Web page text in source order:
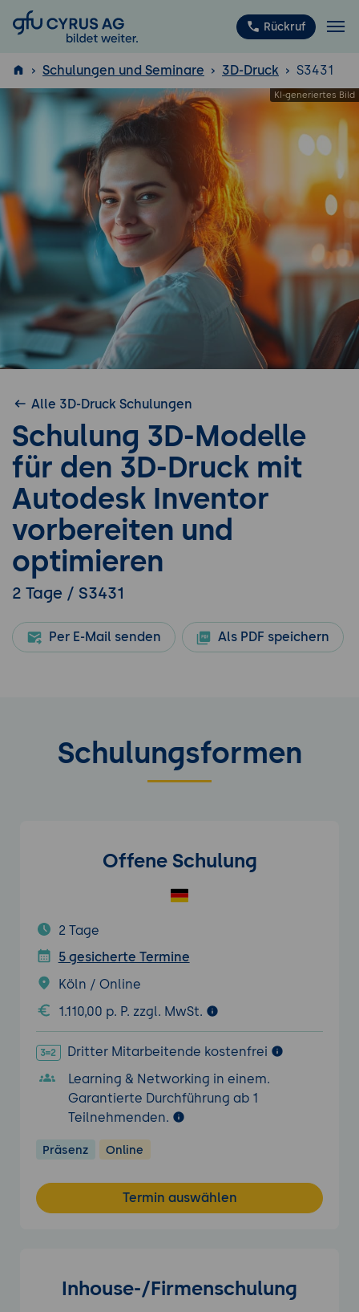
GFU Cyrus AG Rückruf
ISTQB ®
Schulungen und Seminare 3D-Druck S3431
Alle 3D-Druck Schulungen
Schulung 3D-Modelle
für den 3D-Druck mit
Autodesk Inventor
vorbereiten und
optimieren
2 Tage / S3431
Per E-Mail senden Als PDF speichern
Schulungsformen
Offene Schulung
2 Tage
5 gesicherte Termine
Köln / Online
1.110,00 p. P. zzgl. MwSt.
Dritter Mitarbeitende kostenfrei
Learning & Networking in einem.
Garantierte Durchführung ab 1
Teilnehmenden.
Präsenz Online
Termin auswählen
Inhouse-/Firmenschulung